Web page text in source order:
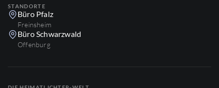
STANDORTE
Büro Pfalz
Freinsheim
Büro Schwarzwald
Offenburg